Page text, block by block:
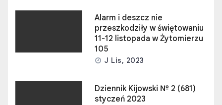
Alarm i deszcz nie
przeszkodziły w świętowaniu
11-12 listopada w Żytomierzu
105
J Lis, 2023
Dziennik Kijowski № 2 (681)
styczeń 2023